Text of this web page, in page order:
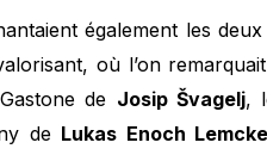
également les
où l’on
de Josip Švagelj,
de Lukas Enoch Lemcke